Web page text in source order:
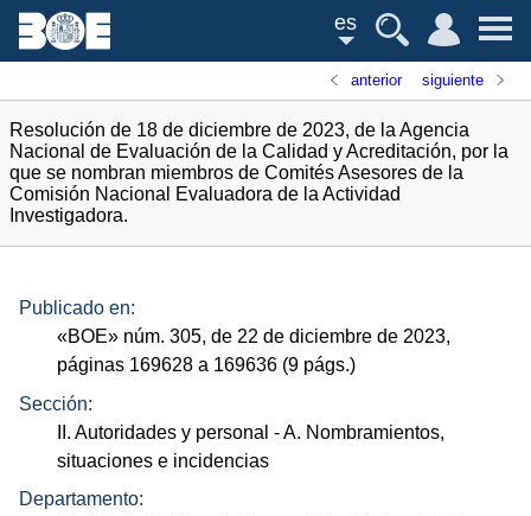
es
anterior siguiente
Resolución de 18 de diciembre de 2023, de la Agencia
Nacional de Evaluación de la Calidad y Acreditación, por la
que se nombran miembros de Comités Asesores de la
Comisión Nacional Evaluadora de la Actividad
Investigadora.
Publicado en:
«BOE» núm. 305, de 22 de diciembre de 2023,
páginas 169628 a 169636 (9 págs.)
Sección:
II. Autoridades y personal - A. Nombramientos,
situaciones e incidencias
Departamento: